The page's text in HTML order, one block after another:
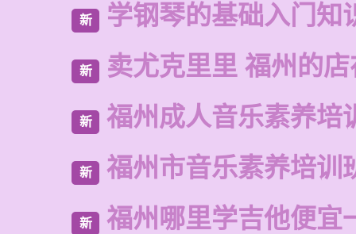
新 学钢琴的基础入门知
新 卖尤克里里 福州的
新 福州成人音乐素养培
新 福州市音乐素养培训
新 福州哪里学吉他便宜